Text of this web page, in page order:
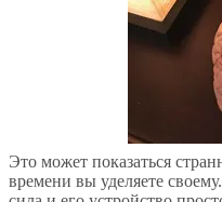
Это может показаться
времени вы уделяете